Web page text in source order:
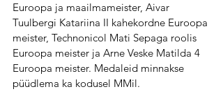
Euroopa ja maailmameister, Aivar
Tuulbergi Katariina II kahekordne Euroopa
meister, Technonicol Mati Sepaga roolis
Euroopa meister ja Arne Veske Matilda 4
Euroopa meister. Medaleid minnakse
püüdlema ka kodusel MMil.